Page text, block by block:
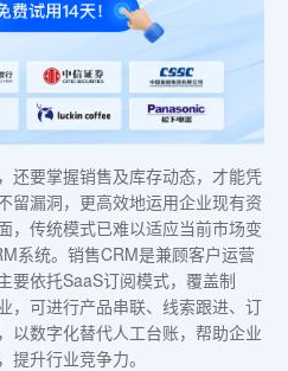
还要掌握销售及库存动态，才能凭
留漏洞，更高效地运用企业现有资
，传统模式已难以适应当前市场变
系统。销售CRM是兼顾客户运营
要依托SaaS订阅模式，覆盖制
，可进行产品串联、线索跟进、订
以数字化替代人工台账，帮助企业
升行业竞争力。